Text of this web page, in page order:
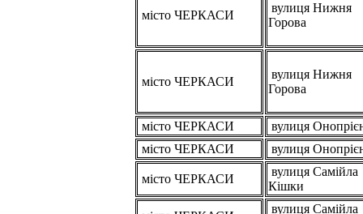
місто ЧЕРКАСИ
вулиця Нижня
Горова
місто ЧЕРКАСИ
вулиця Нижня
Горова
місто ЧЕРКАСИ
вулиця
місто ЧЕРКАСИ
вулиця
місто ЧЕРКАСИ
вулиця Самійла
Кішки
вулиця Самійла